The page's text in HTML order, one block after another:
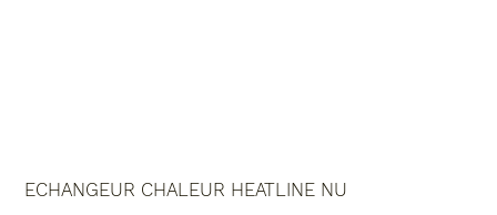
ECHANGEUR CHALEUR HEATLINE NU